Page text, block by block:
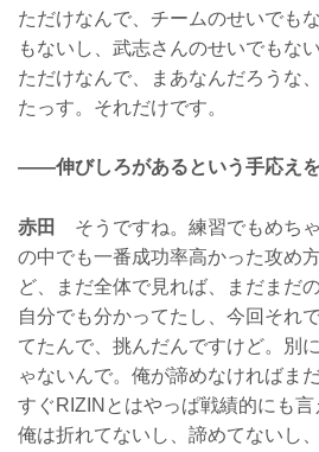
ただけなんで、チームのせいでも
もないし、武志さんのせいでもな
ただけなんで、まあなんだろうな
たっす。それだけです。
——伸びしろがあるという手応えを
赤田
そうですね。練習でもめち
の中でも一番成功率高かった攻め
ど、まだ全体で見れば、まだまだ
自分でも分かってたし、今回それ
てたんで、挑んだんですけど。別
ゃないんで。俺が諦めなければま
すぐRIZINとはやっぱ戦績的にも
俺は折れてないし、諦めてないし